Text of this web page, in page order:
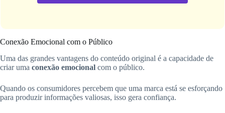
Conexão Emocional com o Público
Uma das grandes vantagens do conteúdo original é a capacidade de
criar uma conexão emocional com o público.
Quando os consumidores percebem que uma marca está se esforçando
para produzir informações valiosas, isso gera confiança.